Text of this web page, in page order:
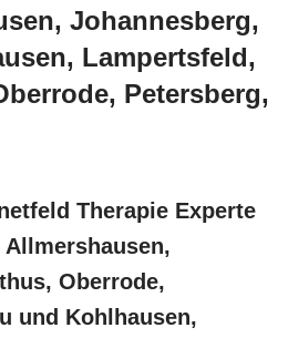
Johannesberg,
Lampertsfeld,
Petersberg,
Therapie Experte
Oberrode,
und Kohlhausen,